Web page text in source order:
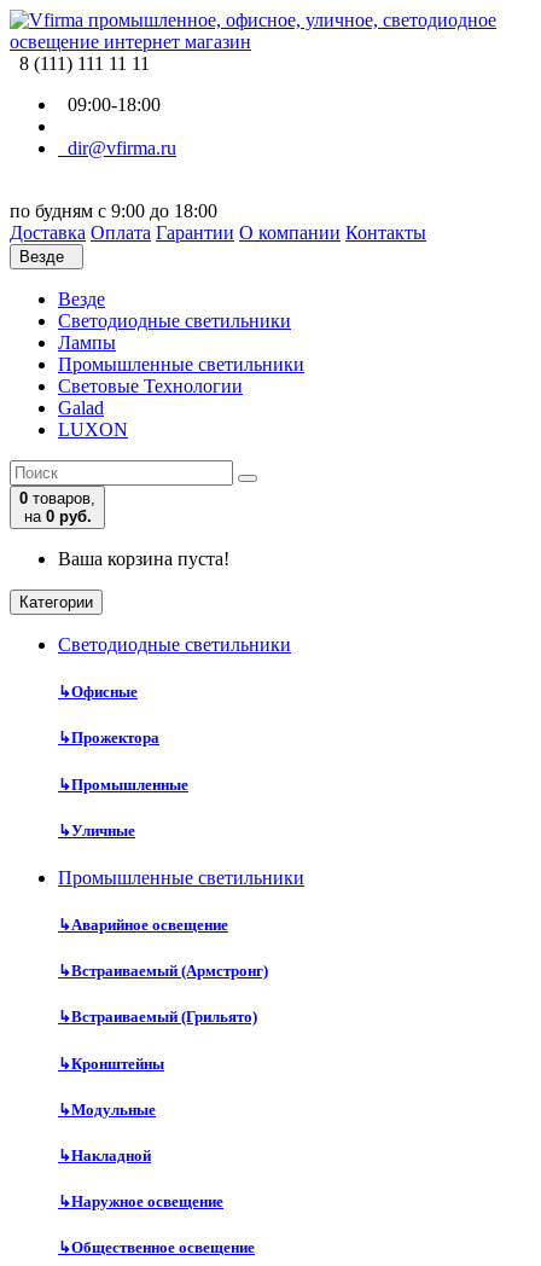
8 (111) 111 11 11
09:00-18:00
dir@vfirma.ru
по будням с 9:00 до 18:00
Доставка Оплата Гарантии О компании Контакты
Везде
Везде
Cветодиодные светильники
Лампы
Промышленные светильники
Световые Технологии
Galad
LUXON
0 товаров,
на 0 руб.
Ваша корзина пуста!
Категории
Cветодиодные светильники
↳Офисные
↳Прожектора
↳Промышленные
↳Уличные
Промышленные светильники
↳Аварийное освещение
↳Встраиваемый (Армстронг)
↳Встраиваемый (Грильято)
↳Кронштейны
↳Модульные
↳Накладной
↳Наружное освещение
↳Общественное освещение